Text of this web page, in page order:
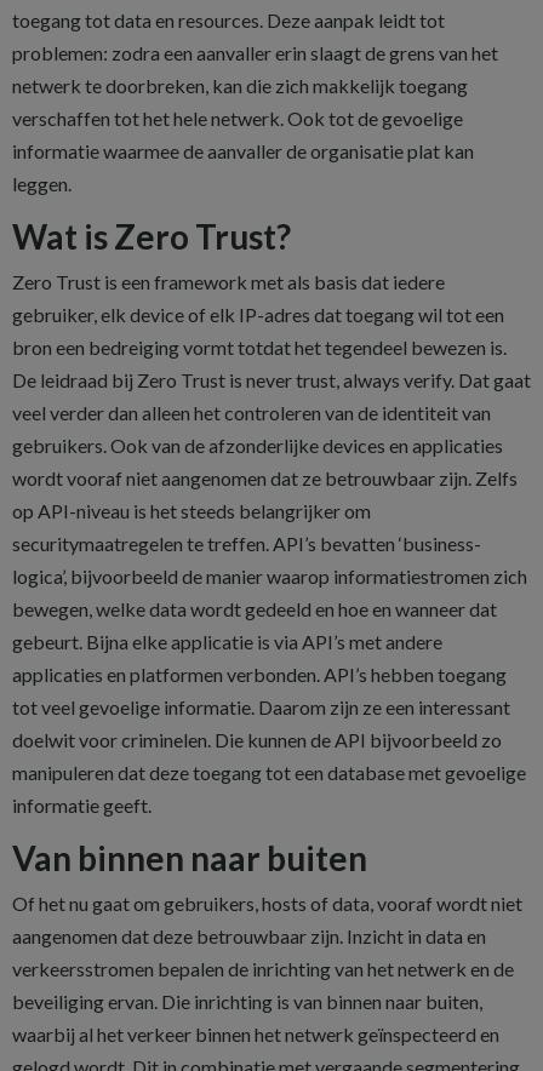
toegang tot data en resources. Deze aanpak leidt tot
problemen: zodra een aanvaller erin slaagt de grens van het
netwerk te doorbreken, kan die zich makkelijk toegang
verschaffen tot het hele netwerk. Ook tot de gevoelige
informatie waarmee de aanvaller de organisatie plat kan
leggen.
Wat is Zero Trust?
Zero Trust is een framework met als basis dat iedere
gebruiker, elk device of elk IP-adres dat toegang wil tot een
bron een bedreiging vormt totdat het tegendeel bewezen is.
De leidraad bij Zero Trust is never trust, always verify. Dat gaat
veel verder dan alleen het controleren van de identiteit van
gebruikers. Ook van de afzonderlijke devices en applicaties
wordt vooraf niet aangenomen dat ze betrouwbaar zijn. Zelfs
op API-niveau is het steeds belangrijker om
securitymaatregelen te treffen. API’s bevatten ‘business-
logica’, bijvoorbeeld de manier waarop informatiestromen zich
bewegen, welke data wordt gedeeld en hoe en wanneer dat
gebeurt. Bijna elke applicatie is via API’s met andere
applicaties en platformen verbonden. API’s hebben toegang
tot veel gevoelige informatie. Daarom zijn ze een interessant
doelwit voor criminelen. Die kunnen de API bijvoorbeeld zo
manipuleren dat deze toegang tot een database met gevoelige
informatie geeft.
Van binnen naar buiten
Of het nu gaat om gebruikers, hosts of data, vooraf wordt niet
aangenomen dat deze betrouwbaar zijn. Inzicht in data en
verkeersstromen bepalen de inrichting van het netwerk en de
beveiliging ervan. Die inrichting is van binnen naar buiten,
waarbij al het verkeer binnen het netwerk geïnspecteerd en